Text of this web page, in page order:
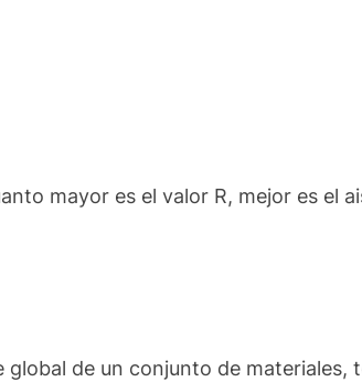
mayor es el valor R, mejor es el
de un conjunto de